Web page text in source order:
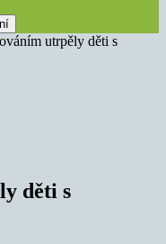
utrpěly děti s
děti s